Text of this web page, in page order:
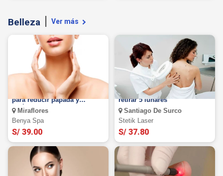
Belleza Ver más
3 sesiones de tratamiento
para reducir papada y
cachetes.
Miraflores
Benya Spa
S/ 39.00
Láser CO2 fraccionado para
retirar 5 lunares
Santiago De Surco
Stetik Laser
S/ 37.80